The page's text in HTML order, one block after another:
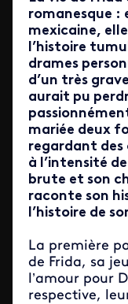
romanesque :
mexicaine,
l’histoire
drames
d’un très
aurait pu
mariée deux
regardant des
à l’intensité
brute et son
raconte son
l’histoire de
La première
de Frida, sa
l’amour pour
respective,